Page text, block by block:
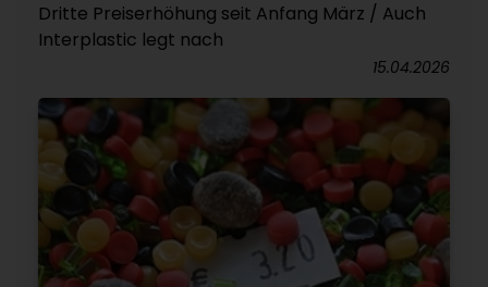
Dritte Preiserhöhung seit Anfang März / Auch
Interplastic legt nach
15.04.2026